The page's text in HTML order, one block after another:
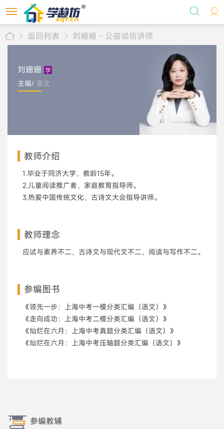
首页
学术标准委员会
关于我们
返回列表 刘姗姗 - 公益诚信讲师
刘姗姗
主编/ 语文
教师介绍
1.毕业于同济大学，教龄15年。
2.儿童阅读推广者，家庭教育指导师。
3.热爱中国传统文化，古诗文大会指导讲师。
教师理念
应试与素养不二，古诗文与现代文不二，阅读与写作不二。
参编图书
《领先一步：上海中考一模分类汇编（语文）》
《走向成功：上海中考二模分类汇编（语文）》
《灿烂在六月：上海中考真题分类汇编（语文）》
《灿烂在六月：上海中考压轴题分类汇编（语文）》
参编教辅